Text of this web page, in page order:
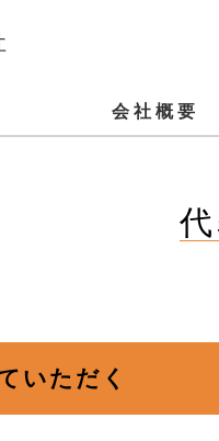
会社概要
いただく